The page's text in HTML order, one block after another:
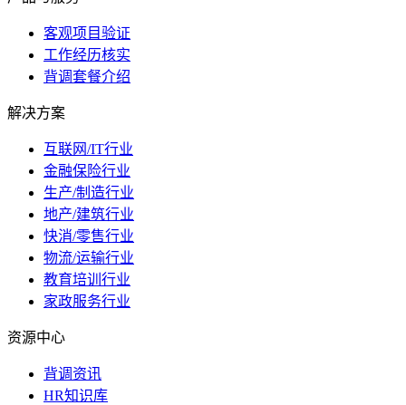
客观项目验证
工作经历核实
背调套餐介绍
解决方案
互联网/IT行业
金融保险行业
生产/制造行业
地产/建筑行业
快消/零售行业
物流/运输行业
教育培训行业
家政服务行业
资源中心
背调资讯
HR知识库